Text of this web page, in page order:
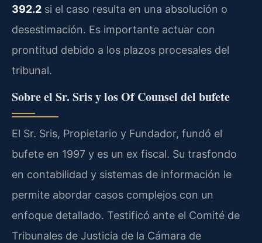
392.2 si el caso resulta en una absolución o
desestimación. Es importante actuar con
prontitud debido a los plazos procesales del
tribunal.
Sobre el Sr. Sris y los Of Counsel del bufete
El Sr. Sris, Propietario y Fundador, fundó el
bufete en 1997 y es un ex fiscal. Su trasfondo
en contabilidad y sistemas de información le
permite abordar casos complejos con un
enfoque detallado. Testificó ante el Comité de
Tribunales de Justicia de la Cámara de